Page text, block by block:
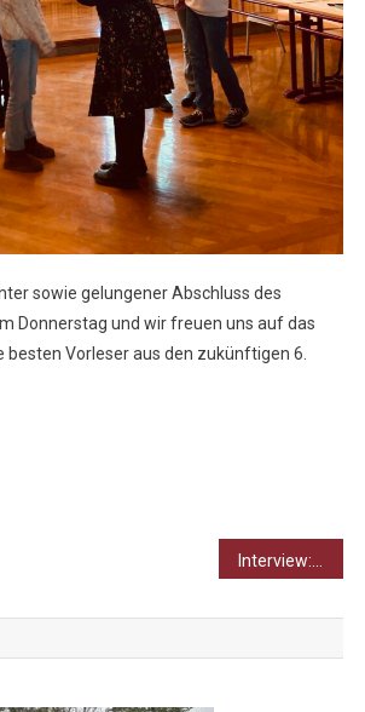
sowie gelungener Abschluss des
Donnerstag und wir freuen uns auf das
besten Vorleser aus den zukünftigen 6.